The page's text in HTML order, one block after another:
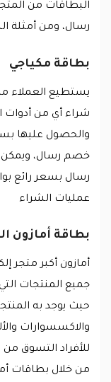
البطاقات من
رسال، ومن أمثلة
بطاقة مكياجي
يستطيع العملاء
شراء أي من
والحصول عليها
خصم رسال، ويمكن
رسال بسعر رائع
عمليات الشراء
بطاقة أمازون
أمازون أكبر متجر
جميع المنتجات
حيث يوجد به
والاكسسوارات
للأفراد التسوق من
من خلال بطاقات